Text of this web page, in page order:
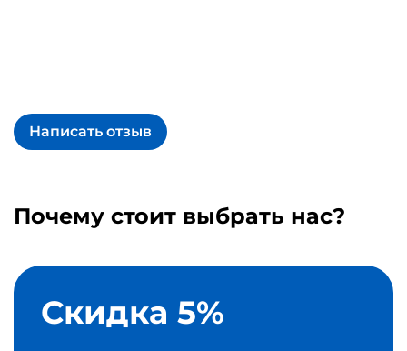
Написать отзыв
Почему стоит выбрать нас?
Скидка 5%